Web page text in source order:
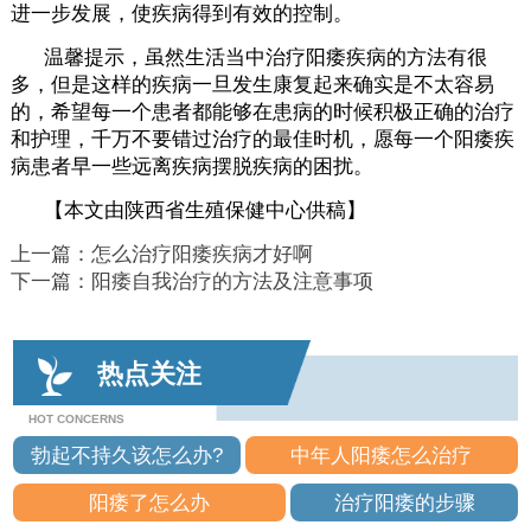
进一步发展，使疾病得到有效的控制。
温馨提示，虽然生活当中治疗阳痿疾病的方法有很
多，但是这样的疾病一旦发生康复起来确实是不太容易
的，希望每一个患者都能够在患病的时候积极正确的治疗
和护理，千万不要错过治疗的最佳时机，愿每一个阳痿疾
病患者早一些远离疾病摆脱疾病的困扰。
【本文由陕西省生殖保健中心供稿】
上一篇： 怎么治疗阳痿疾病才好啊
下一篇： 阳痿自我治疗的方法及注意事项
热点关注
HOT CONCERNS
勃起不持久该怎么办? 中年人阳痿怎么治疗
阳痿了怎么办 治疗阳痿的步骤